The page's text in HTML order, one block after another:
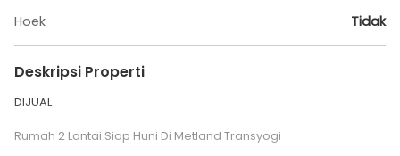
Hoek Tidak
Deskripsi Properti
DIJUAL
Rumah 2 Lantai Siap Huni Di Metland Transyogi